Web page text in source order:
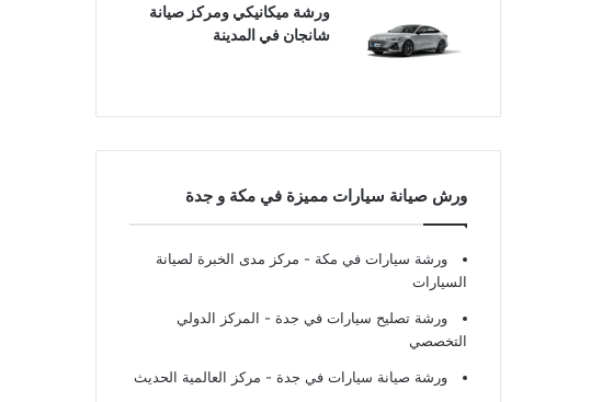
ورشة ميكانيكي ومركز صيانة
شانجان في المدينة
ورش صيانة سيارات مميزة في مكة و جدة
ورشة سيارات في مكة - مركز مدى الخبرة لصيانة
السيارات
ورشة تصليح سيارات في جدة - المركز الدولي
التخصصي
ورشة صيانة سيارات في جدة - مركز العالمية الحديث